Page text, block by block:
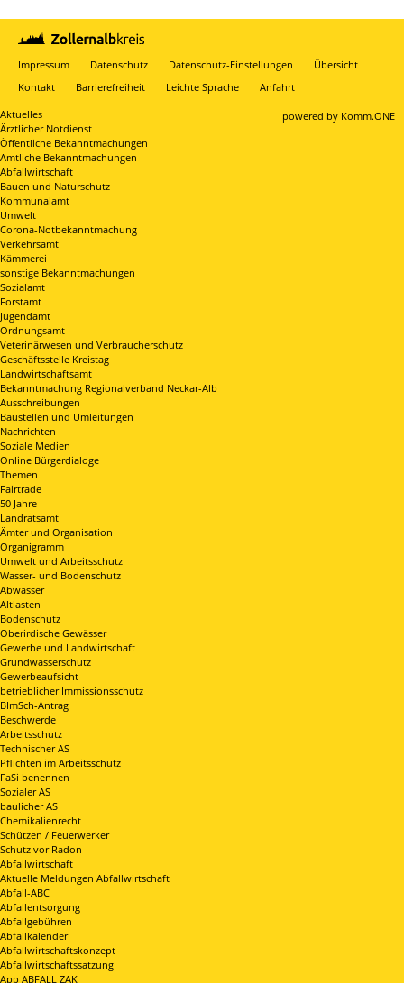
Impressum Datenschutz Datenschutz-Einstellungen
Übersicht
Kontakt
Barrierefreiheit Leichte Sprache Anfahrt
powered by Komm.ONE
Aktuelles
Ärztlicher Notdienst
Öffentliche Bekanntmachungen
Amtliche Bekanntmachungen
Abfallwirtschaft
Bauen und Naturschutz
Kommunalamt
Umwelt
Corona-Notbekanntmachung
Verkehrsamt
Kämmerei
sonstige Bekanntmachungen
Sozialamt
Forstamt
Jugendamt
Ordnungsamt
Veterinärwesen und Verbraucherschutz
Geschäftsstelle Kreistag
Landwirtschaftsamt
Bekanntmachung Regionalverband Neckar-Alb
Ausschreibungen
Baustellen und Umleitungen
Nachrichten
Soziale Medien
Online Bürgerdialoge
Themen
Fairtrade
50 Jahre
Landratsamt
Ämter und Organisation
Organigramm
Umwelt und Arbeitsschutz
Wasser- und Bodenschutz
Abwasser
Altlasten
Bodenschutz
Oberirdische Gewässer
Gewerbe und Landwirtschaft
Grundwasserschutz
Gewerbeaufsicht
betrieblicher Immissionsschutz
BImSch-Antrag
Beschwerde
Arbeitsschutz
Technischer AS
Pflichten im Arbeitsschutz
FaSi benennen
Sozialer AS
baulicher AS
Chemikalienrecht
Schützen / Feuerwerker
Schutz vor Radon
Abfallwirtschaft
Aktuelle Meldungen Abfallwirtschaft
Abfall-ABC
Abfallentsorgung
Abfallgebühren
Abfallkalender
Abfallwirtschaftskonzept
Abfallwirtschaftssatzung
App ABFALL ZAK